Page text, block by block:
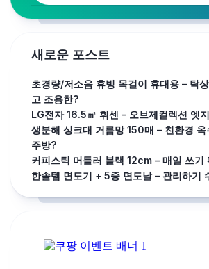
새로운 포스트
초경량/저소음 휴빙 목걸이 휴대용 – 탁
고 조용한?
LG전자 16.5㎡ 휘센 – 오브제컬렉션 엣
생분해 싱크대 거름망 150매 – 친환경 옥
주방?
커피스틱 머들러 블랙 12cm – 매일 쓰기
한솔템 면도기 + 5중 면도날 – 관리하기